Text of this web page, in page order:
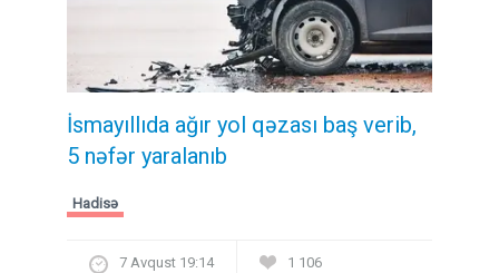
İsmayıllıda ağır yol qəzası baş verib,
5 nəfər yaralanıb
Hadisə
7 Avqust 19:14 1 106